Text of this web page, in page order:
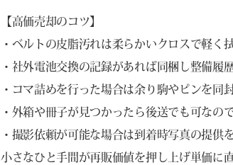
【高価売却のコツ】
・ベルトの皮脂汚れは柔らかいクロスで軽く
・社外電池交換の記録があれば同梱し整備履
・コマ詰めを行った場合は余り駒やピンを同
・外箱や冊子が見つかったら後送でも可なの
・撮影依頼が可能な場合は到着時写真の提供
小さなひと手間が再販価値を押し上げ単価に直